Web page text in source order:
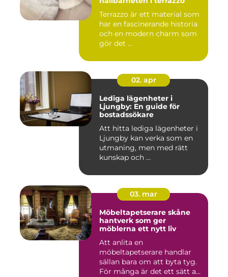
Terrazzo är ett material som
har en fascinerande historia
och en modern charm som
gör det ...
02. apr
Lediga lägenheter i
Ljungby: En guide för
bostadssökare
Att hitta lediga lägenheter i
Ljungby kan verka som en
utmaning, men med rätt
kunskap och ...
03. mar
Möbeltapetserare skåne
hantverk som ger
möblerna ett nytt liv
Att anlita en
möbeltapetserare handlar
sällan bara om att byta tyg.
För många är det ett sätt att